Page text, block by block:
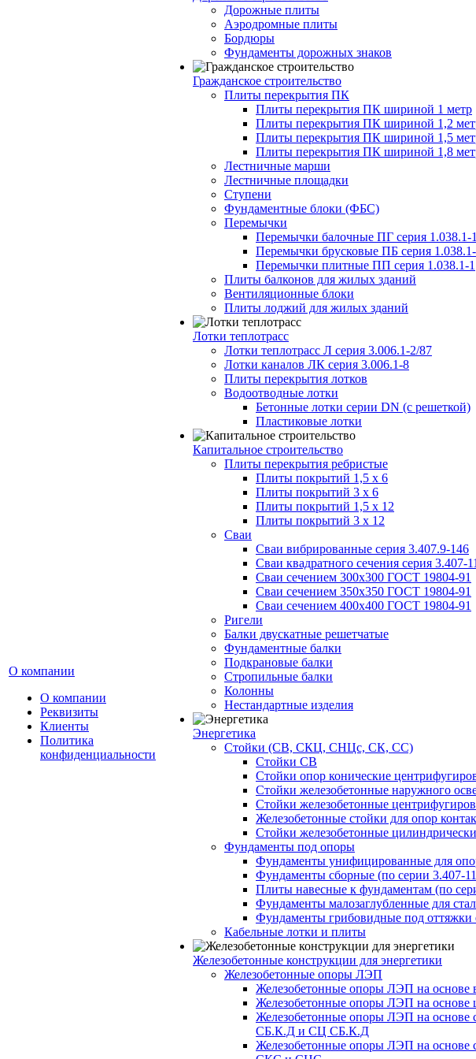
О компании
О компании
Реквизиты
Клиенты
Политика
конфиденциальности
Дорожные плиты
Аэродромные плиты
Бордюры
Фундаменты дорожных знаков
Гражданское строительство
Плиты перекрытия ПК
Плиты перекрытия ПК шириной 1 метр
Плиты перекрытия ПК шириной 1,2
Плиты перекрытия ПК шириной 1,5
Плиты перекрытия ПК шириной 1,8
Лестничные марши
Лестничные площадки
Ступени
Фундаментные блоки (ФБС)
Перемычки
Перемычки балочные ПГ серия 1.038.1-1
Перемычки брусковые ПБ серия 1.038.1-
Перемычки плитные ПП серия 1.038.1-1
Плиты балконов для жилых зданий
Вентиляционные блоки
Плиты лоджий для жилых зданий
Лотки теплотрасс
Лотки теплотрасс Л серия 3.006.1-2/87
Лотки каналов ЛК серия 3.006.1-8
Плиты перекрытия лотков
Водоотводные лотки
Бетонные лотки серии DN (с решеткой)
Пластиковые лотки
Капитальное строительство
Плиты перекрытия ребристые
Плиты покрытий 1,5 x 6
Плиты покрытий 3 x 6
Плиты покрытий 1,5 x 12
Плиты покрытий 3 x 12
Сваи
Сваи вибрированные серия 3.407.9-146
Сваи квадратного сечения серия 3.407-
Сваи сечением 300х300 ГОСТ 19804-91
Сваи сечением 350х350 ГОСТ 19804-91
Сваи сечением 400х400 ГОСТ 19804-91
Ригели
Балки двускатные решетчатые
Фундаментные балки
Подкрановые балки
Стропильные балки
Колонны
Нестандартные изделия
Энергетика
Стойки (СВ, СКЦ, СНЦс, СК, СС)
Стойки СВ
Стойки опор конические
Стойки железобетонные наружного
Стойки железобетонные
Железобетонные стойки для опор
Стойки железобетонные
Фундаменты под опоры
Фундаменты унифицированные для
Фундаменты сборные (по серии 3.407-
Плиты навесные к фундаментам (по
Фундаменты малозаглубленные для
Фундаменты грибовидные под
Кабельные лотки и плиты
Железобетонные конструкции для энергетики
Железобетонные опоры ЛЭП
Железобетонные опоры ЛЭП на
Железобетонные опоры ЛЭП на
Железобетонные опоры ЛЭП на основе
СБ.К.Д и СЦ СБ.К.Д
Железобетонные опоры ЛЭП на основе